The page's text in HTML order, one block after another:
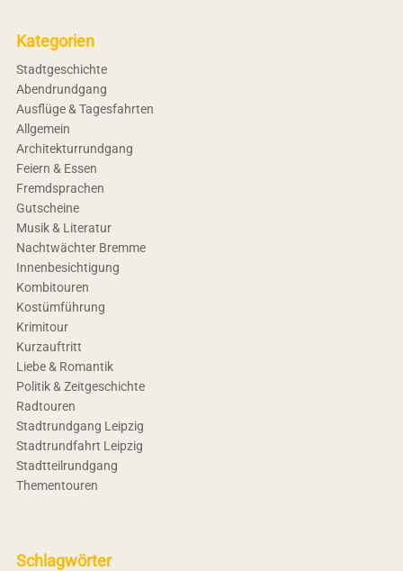
Kategorien
Stadtgeschichte
Abendrundgang
Ausflüge & Tagesfahrten
Allgemein
Architekturrundgang
Feiern & Essen
Fremdsprachen
Gutscheine
Musik & Literatur
Nachtwächter Bremme
Innenbesichtigung
Kombitouren
Kostümführung
Krimitour
Kurzauftritt
Liebe & Romantik
Politik & Zeitgeschichte
Radtouren
Stadtrundgang Leipzig
Stadtrundfahrt Leipzig
Stadtteilrundgang
Thementouren
Schlagwörter